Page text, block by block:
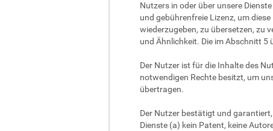
Nutzers in oder über unsere
und gebührenfreie Lizenz, um
wiederzugeben, zu übersetzen, zu
und Ähnlichkeit. Die im Abschnitt 5
Der Nutzer ist für die Inhalte des
notwendigen Rechte besitzt, um
übertragen.
Der Nutzer bestätigt und
Dienste (a) kein Patent, keine